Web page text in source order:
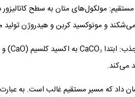
مولکول‌های متان به سطح
می‌کند.
داد که مسیر مستقیم غالب است. به عبارت